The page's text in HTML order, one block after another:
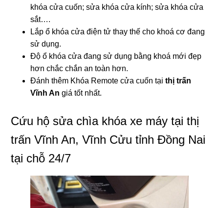
khóa cửa cuốn; sửa khóa cửa kính; sửa khóa cửa
sắt….
Lắp ổ khóa cửa điện tử thay thế cho khoá cơ đang
sử dụng.
Độ ổ khóa cửa đang sử dụng bằng khoá mới đẹp
hơn chắc chắn an toàn hơn.
Đánh thêm Khóa Remote cửa cuốn tạithị trấn
Vĩnh Angiá tốt nhất.
Cứu hộ sửa chìa khóa xe máy tại thị
trấn Vĩnh An, Vĩnh Cửu tỉnh Đồng Nai
tại chỗ 24/7